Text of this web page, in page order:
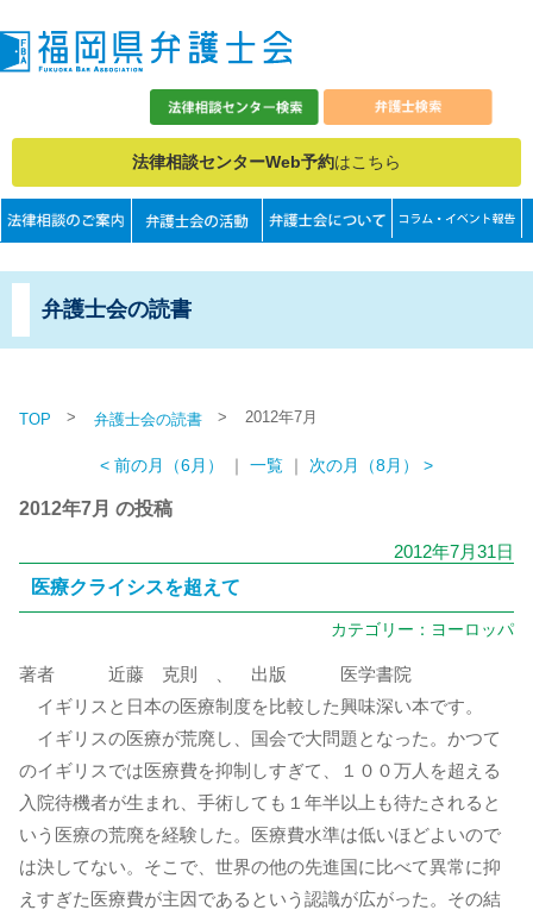
法律相談センターWeb予約はこちら
弁護士会の読書
TOP > 弁護士会の読書 > 2012年7月
< 前の月（6月） ｜ 一覧 ｜ 次の月（8月） >
2012年7月 の投稿
2012年7月31日
医療クライシスを超えて
カテゴリー： ヨーロッパ
著者 近藤 克則 、 出版 医学書院
イギリスと日本の医療制度を比較した興味深い本です。
イギリスの医療が荒廃し、国会で大問題となった。かつて
のイギリスでは医療費を抑制しすぎて、１００万人を超える
入院待機者が生まれ、手術しても１年半以上も待たされると
いう医療の荒廃を経験した。医療費水準は低いほどよいので
は決してない。そこで、世界の他の先進国に比べて異常に抑
えすぎた医療費が主因であるという認識が広がった。その結